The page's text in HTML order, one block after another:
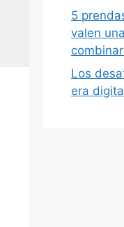
5
valen
Los
era